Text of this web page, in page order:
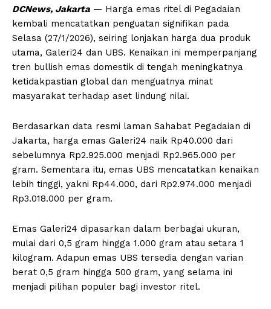
DCNews, Jakarta — Harga emas ritel di Pegadaian
kembali mencatatkan penguatan signifikan pada
Selasa (27/1/2026), seiring lonjakan harga dua produk
utama, Galeri24 dan UBS. Kenaikan ini memperpanjang
tren bullish emas domestik di tengah meningkatnya
ketidakpastian global dan menguatnya minat
masyarakat terhadap aset lindung nilai.
Berdasarkan data resmi laman Sahabat Pegadaian di
Jakarta, harga emas Galeri24 naik Rp40.000 dari
sebelumnya Rp2.925.000 menjadi Rp2.965.000 per
gram. Sementara itu, emas UBS mencatatkan kenaikan
lebih tinggi, yakni Rp44.000, dari Rp2.974.000 menjadi
Rp3.018.000 per gram.
Emas Galeri24 dipasarkan dalam berbagai ukuran,
mulai dari 0,5 gram hingga 1.000 gram atau setara 1
kilogram. Adapun emas UBS tersedia dengan varian
berat 0,5 gram hingga 500 gram, yang selama ini
menjadi pilihan populer bagi investor ritel.